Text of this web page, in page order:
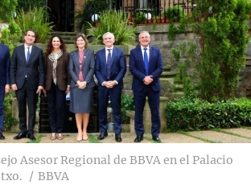
Asesor Regional de BBVA en el Palacio
BBVA